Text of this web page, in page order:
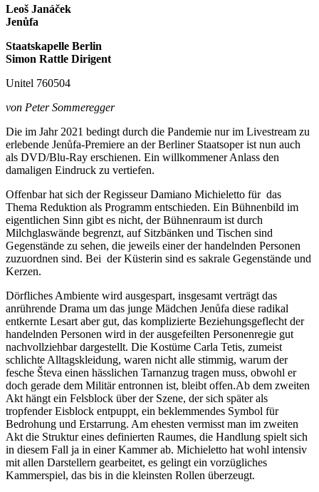
Leoš Janáček
Jenůfa
Staatskapelle Berlin
Simon Rattle Dirigent
Unitel 760504
von Peter Sommeregger
Die im Jahr 2021 bedingt durch die Pandemie nur im Livestream zu
erlebende Jenůfa-Premiere an der Berliner Staatsoper ist nun auch
als DVD/Blu-Ray erschienen. Ein willkommener Anlass den
damaligen Eindruck zu vertiefen.
Offenbar hat sich der Regisseur Damiano Michieletto für das
Thema Reduktion als Programm entschieden. Ein Bühnenbild im
eigentlichen Sinn gibt es nicht, der Bühnenraum ist durch
Milchglaswände begrenzt, auf Sitzbänken und Tischen sind
Gegenstände zu sehen, die jeweils einer der handelnden Personen
zuzuordnen sind. Bei der Küsterin sind es sakrale Gegenstände und
Kerzen.
Dörfliches Ambiente wird ausgespart, insgesamt verträgt das
anrührende Drama um das junge Mädchen Jenůfa diese radikal
entkernte Lesart aber gut, das komplizierte Beziehungsgeflecht der
handelnden Personen wird in der ausgefeilten Personenregie gut
nachvollziehbar dargestellt. Die Kostüme Carla Tetis, zumeist
schlichte Alltagskleidung, waren nicht alle stimmig, warum der
fesche Števa einen hässlichen Tarnanzug tragen muss, obwohl er
doch gerade dem Militär entronnen ist, bleibt offen.Ab dem zweiten
Akt hängt ein Felsblock über der Szene, der sich später als
tropfender Eisblock entpuppt, ein beklemmendes Symbol für
Bedrohung und Erstarrung. Am ehesten vermisst man im zweiten
Akt die Struktur eines definierten Raumes, die Handlung spielt sich
in diesem Fall ja in einer Kammer ab. Michieletto hat wohl intensiv
mit allen Darstellern gearbeitet, es gelingt ein vorzügliches
Kammerspiel, das bis in die kleinsten Rollen überzeugt.